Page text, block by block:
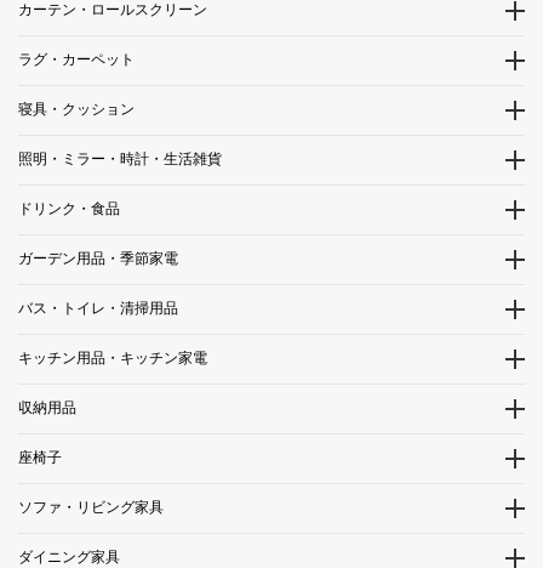
カーテン・ロールスクリーン
ラグ・カーペット
寝具・クッション
照明・ミラー・時計・生活雑貨
ドリンク・食品
ガーデン用品・季節家電
バス・トイレ・清掃用品
キッチン用品・キッチン家電
収納用品
座椅子
ソファ・リビング家具
ダイニング家具